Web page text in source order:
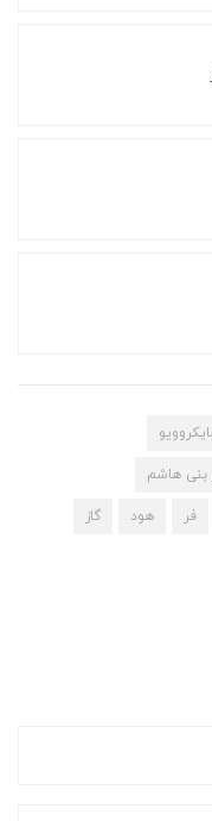
بنی هاشم
فر هود گاز